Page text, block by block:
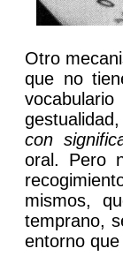
Otro
que no
con
oral. Pero
mismos,
temprano,
entorno